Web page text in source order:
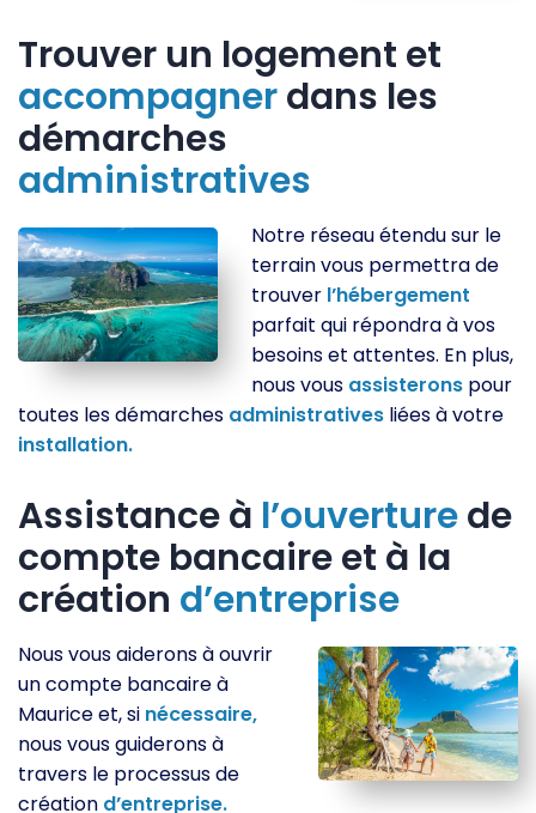
Trouver un logement et
accompagnerdans les
démarches
administratives
Notre réseau étendu sur le
terrain vous permettra de
trouver l’hébergement
parfait qui répondra à vos
besoins et attentes. En plus,
nous vous assisterons pour
toutes les démarches administratives liées à votre
installation.
Assistance à l’ouverturede
compte bancaire et à la
création d’entreprise
Nous vous aiderons à ouvrir
un compte bancaire à
Maurice et, si nécessaire,
nous vous guiderons à
travers le processus de
création d’entreprise.